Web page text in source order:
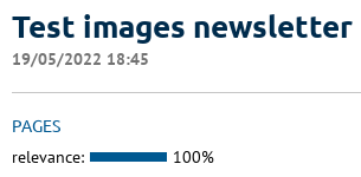
Test images newsletter
19/05/2022 18:45
PAGES
relevance: 100%